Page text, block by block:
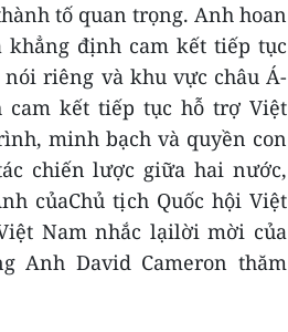
tố quan trọng. Anh hoan
khẳng định cam kết tiếp tục
riêng và khu vực châu Á-
cam kết tiếp tục hỗ trợ Việt
minh bạch và quyền con
chiến lược giữa hai nước,
củaChủ tịch Quốc hội Việt
Nam nhắc lạilời mời của
Anh David Cameron thăm